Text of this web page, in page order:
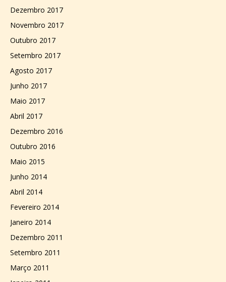
Dezembro 2017
Novembro 2017
Outubro 2017
Setembro 2017
Agosto 2017
Junho 2017
Maio 2017
Abril 2017
Dezembro 2016
Outubro 2016
Maio 2015
Junho 2014
Abril 2014
Fevereiro 2014
Janeiro 2014
Dezembro 2011
Setembro 2011
Março 2011